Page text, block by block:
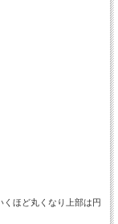
ほど丸くなり上部は円